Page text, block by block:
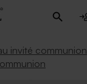
invité communion